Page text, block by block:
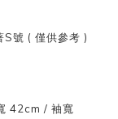
號 ( 僅供參考 )
42cm / 袖寬